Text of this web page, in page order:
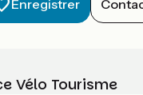
Enregistrer
Vélo Tourisme